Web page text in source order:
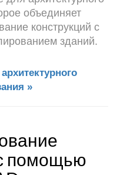
объединяет
конструкций с
зданий.
»
помощью